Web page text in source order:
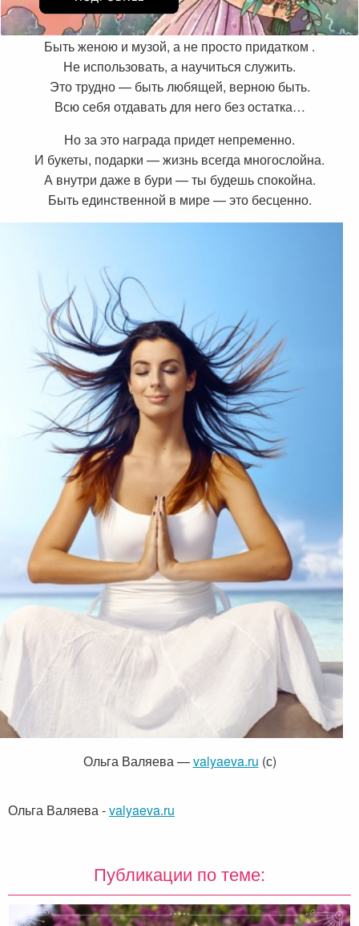
Быть женою и музой, а не просто придатком .
Не использовать, а научиться служить.
Это трудно — быть любящей, верною быть.
Всю себя отдавать для него без остатка…
Но за это награда придет непременно.
И букеты, подарки — жизнь всегда многослойна.
А внутри даже в бури — ты будешь спокойна.
Быть единственной в мире — это бесценно.
Ольга Валяева —valyaeva.ru (с)
Ольга Валяева-valyaeva.ru
Публикации по теме: